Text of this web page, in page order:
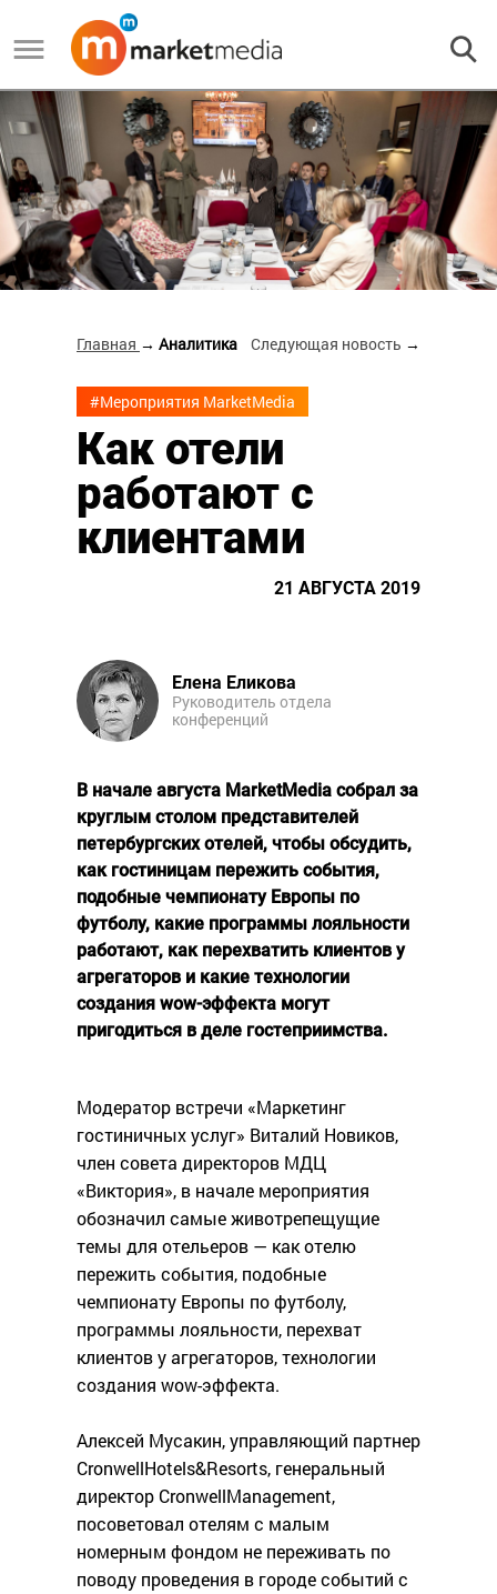
Главная → Аналитика Следующая новость →
#Мероприятия MarketMedia
Как отели
работают с
клиентами
21 АВГУСТА 2019
Елена Еликова
Руководитель отдела
конференций
В начале августа MarketMedia собрал за
круглым столом представителей
петербургских отелей, чтобы обсудить,
как гостиницам пережить события,
подобные чемпионату Европы по
футболу, какие программы лояльности
работают, как перехватить клиентов у
агрегаторов и какие технологии
создания wow-эффекта могут
пригодиться в деле гостеприимства.
Модератор встречи «Маркетинг
гостиничных услуг» Виталий Новиков,
член совета директоров МДЦ
«Виктория», в начале мероприятия
обозначил самые животрепещущие
темы для отельеров — как отелю
пережить события, подобные
чемпионату Европы по футболу,
программы лояльности, перехват
клиентов у агрегаторов, технологии
создания wow-эффекта.
Алексей Мусакин, управляющий партнер
CronwellHotels&Resorts, генеральный
директор CronwellManagement,
посоветовал отелям с малым
номерным фондом не переживать по
поводу проведения в городе событий с